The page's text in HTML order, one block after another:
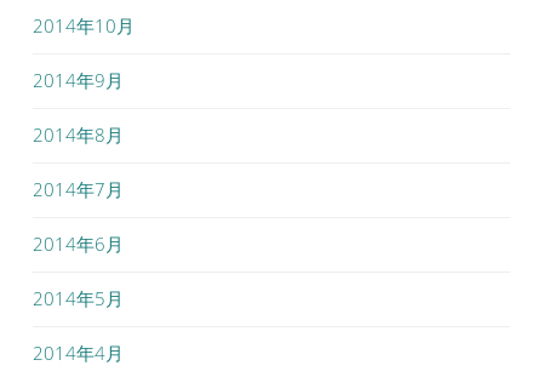
2014年10月
2014年9月
2014年8月
2014年7月
2014年6月
2014年5月
2014年4月